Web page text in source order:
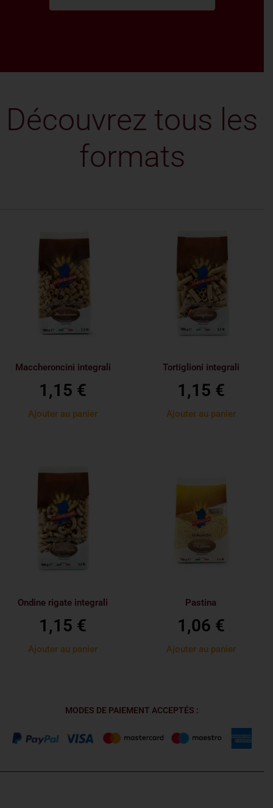
Découvrez tous les
formats
Maccheroncini integrali
1,15 €
Ajouter au panier
Tortiglioni integrali
1,15 €
Ajouter au panier
Ondine rigate integrali
1,15 €
Ajouter au panier
Pastina
1,06 €
Ajouter au panier
MODES DE PAIEMENT ACCEPTÉS :